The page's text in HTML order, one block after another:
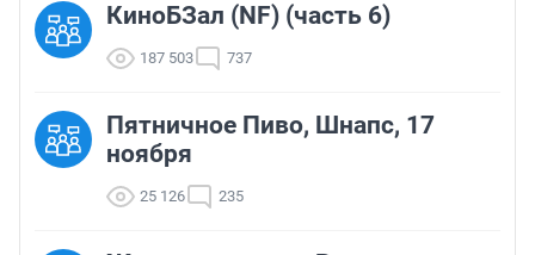
КиноБЗал (NF) (часть 6)
187 503 737
Пятничное Пиво, Шнапс, 17
ноября
25 126 235